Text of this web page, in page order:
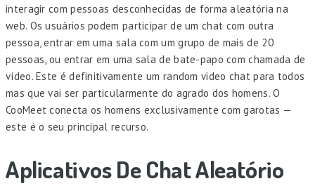
interagir com pessoas desconhecidas de forma aleatória na
web. Os usuários podem participar de um chat com outra
pessoa, entrar em uma sala com um grupo de mais de 20
pessoas, ou entrar em uma sala de bate-papo com chamada de
vídeo. Este é definitivamente um random video chat para todos
mas que vai ser particularmente do agrado dos homens. O
CooMeet conecta os homens exclusivamente com garotas —
este é o seu principal recurso.
Aplicativos De Chat Aleatório